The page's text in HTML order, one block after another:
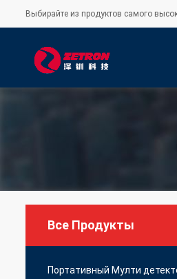
Выбирайте из продуктов самого
Все Продукты
Портативный Мулти